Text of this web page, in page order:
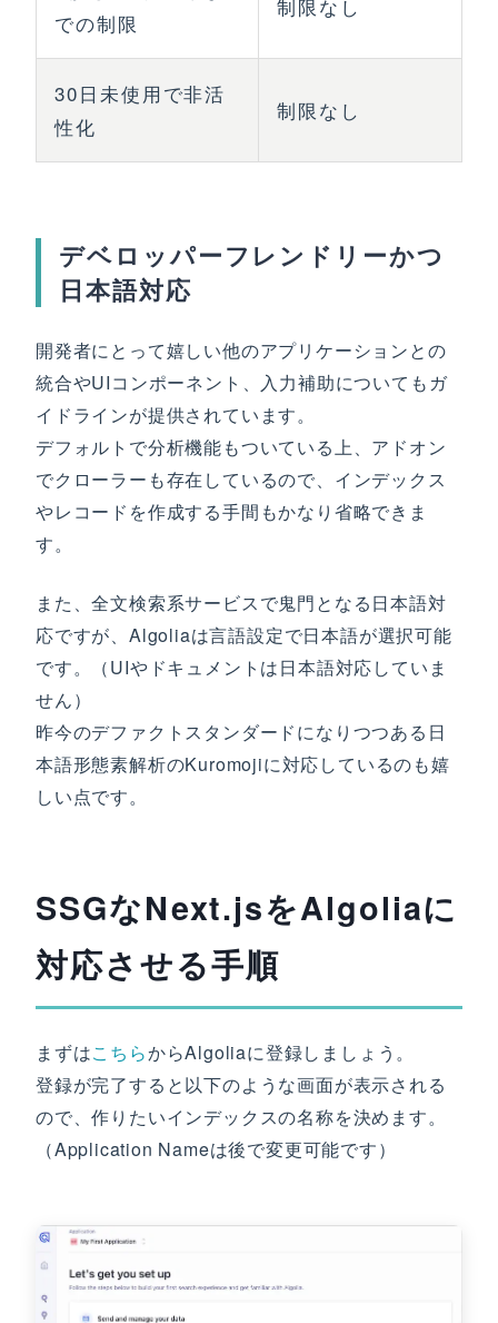
での制限
制限なし
30日未使用で非活
性化
制限なし
デベロッパーフレンドリーかつ
日本語対応
開発者にとって嬉しい他のアプリケーションとの
統合やUIコンポーネント、入力補助についてもガ
イドラインが提供されています。
デフォルトで分析機能もついている上、アドオン
でクローラーも存在しているので、インデックス
やレコードを作成する手間もかなり省略できま
す。
また、全文検索系サービスで鬼門となる日本語対
応ですが、Algoliaは言語設定で日本語が選択可能
です。（UIやドキュメントは日本語対応していま
せん）
昨今のデファクトスタンダードになりつつある日
本語形態素解析のKuromojiに対応しているのも嬉
しい点です。
SSGなNext.jsをAlgoliaに
対応させる手順
まずはこちらからAlgoliaに登録しましょう。
登録が完了すると以下のような画面が表示される
ので、作りたいインデックスの名称を決めます。
（Application Nameは後で変更可能です）